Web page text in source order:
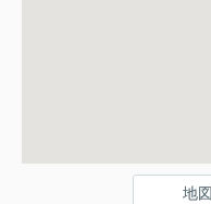
地